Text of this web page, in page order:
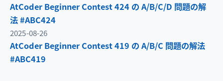
AtCoder Beginner Contest 424 の A/B/C/D 問題の解
法 #ABC424
2025-08-26
AtCoder Beginner Contest 419 の A/B/C 問題の解法
#ABC419